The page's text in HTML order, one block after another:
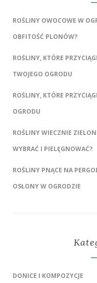
ROŚLINY OWOCOWE W
OBFITOŚĆ PLONÓW?
ROŚLINY, KTÓRE
TWOJEGO OGRODU
ROŚLINY, KTÓRE
OGRODU
ROŚLINY WIECZNIE
WYBRAĆ I PIELĘGNOWAĆ?
ROŚLINY PNĄCE NA
OSŁONY W OGRODZIE
DONICE I KOMPOZYCJE